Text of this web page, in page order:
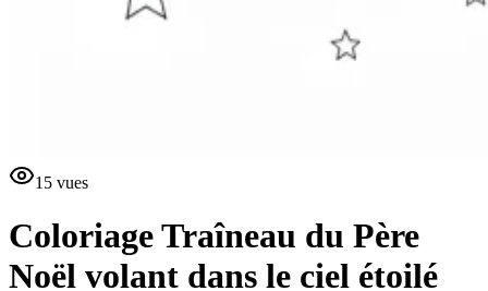
15 vues
ColoriageTraîneau du Père
Noël volant dans le ciel étoilé